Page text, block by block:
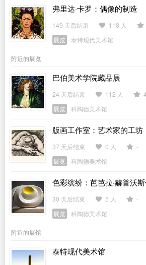
弗里达·卡罗：偶像的制造
149 天后结束 118 人
展览
泰特现代美术馆
附近的展览
巴伯美术学院藏品展
24 天后结束 112 人
4
展览
科陶德美术馆
版画工作室：艺术家的工坊
37 天后结束 0 人
-
展览
科陶德美术馆
色彩缤纷：芭芭拉·赫普沃
30 天后结束 5 人
-
展览
科陶德美术馆
附近的展馆
泰特现代美术馆